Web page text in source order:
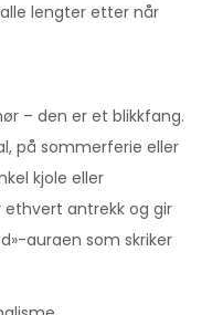
lengter etter når
– den er et blikkfang.
på sommerferie eller
kjole eller
antrekk og gir
auraen som skriker